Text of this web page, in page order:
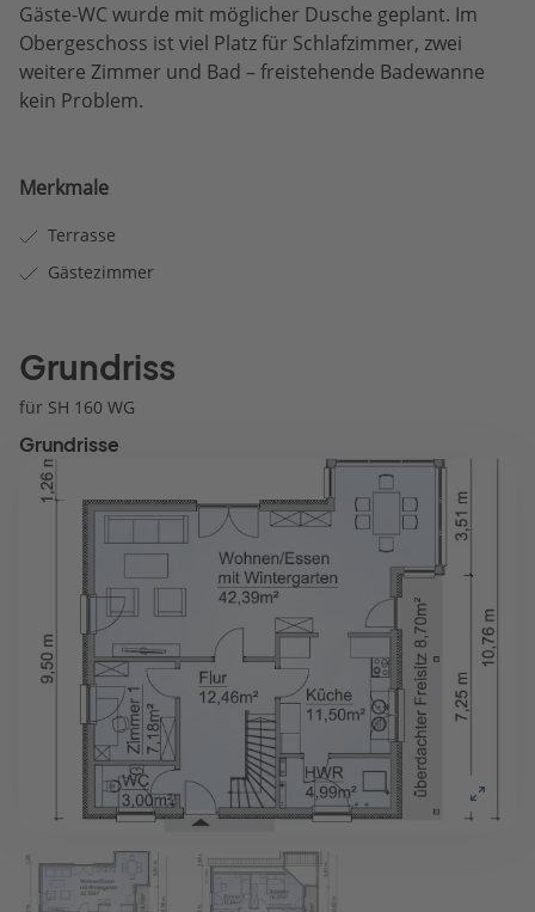
Gäste-WC wurde mit möglicher Dusche geplant. Im
Obergeschoss ist viel Platz für Schlafzimmer, zwei
weitere Zimmer und Bad – freistehende Badewanne
kein Problem.
Merkmale
Terrasse
Gästezimmer
Grundriss
für SH 160 WG
Grundrisse